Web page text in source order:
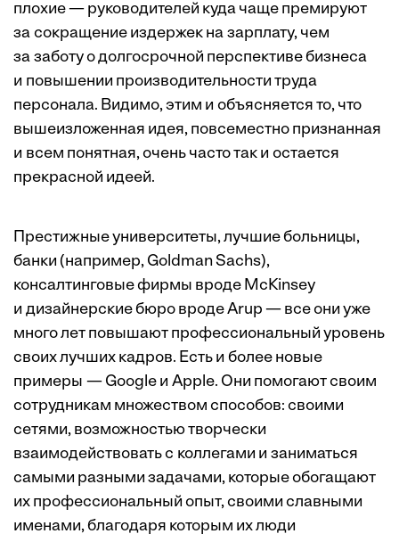
плохие — руководителей куда чаще премируют
за сокращение издержек на зарплату, чем
за заботу о долгосрочной перспективе бизнеса
и повышении производительности труда
персонала. Видимо, этим и объясняется то, что
вышеизложенная идея, повсеместно признанная
и всем понятная, очень часто так и остается
прекрасной идеей.
Престижные университеты, лучшие больницы,
банки (например, Goldman Sachs),
консалтинговые фирмы вроде McKinsey
и дизайнерские бюро вроде Arup — все они уже
много лет повышают профессиональный уровень
своих лучших кадров. Есть и более новые
примеры — Google и Apple. Они помогают своим
сотрудникам множеством способов: своими
сетями, возможностью творчески
взаимодействовать с коллегами и заниматься
самыми разными задачами, которые обогащают
их профессиональный опыт, своими славными
именами, благодаря которым их люди